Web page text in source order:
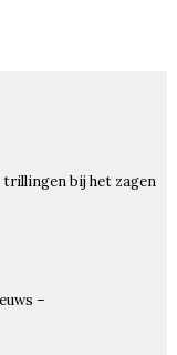
trillingen bij het zagen
–